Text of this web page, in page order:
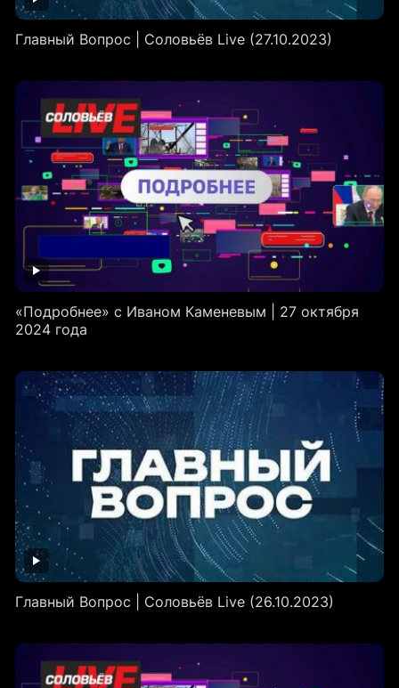
Главный Вопрос | Соловьёв Live (27.10.2023)
«Подробнее» с Иваном Каменевым | 27 октября
2024 года
Главный Вопрос | Соловьёв Live (26.10.2023)